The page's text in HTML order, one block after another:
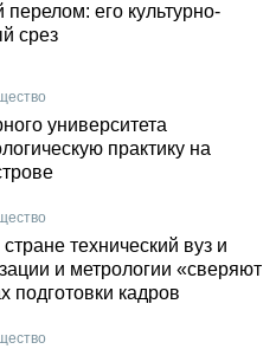
перелом: его культурно-
срез
университета
практику на
технический вуз и
и метрологии «сверяют
подготовки кадров